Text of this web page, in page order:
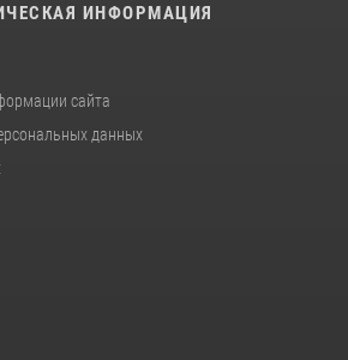
ИНФОРМАЦИЯ
сайта
данных